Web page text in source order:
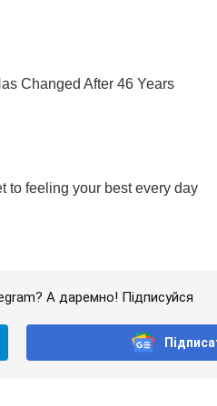
А даремно! Підписуйся